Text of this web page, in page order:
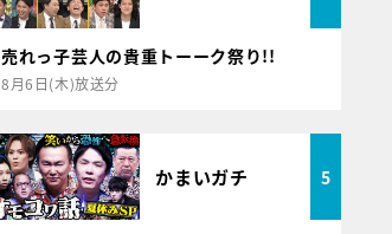
売れっ子芸人の貴重トーーク祭り!!
8月6日(木)放送分
かまいガチ 5